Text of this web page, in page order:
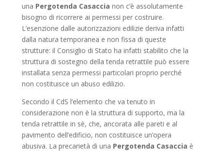
una Pergotenda Casaccia non c’è assolutamente
bisogno di ricorrere ai permessi per costruire.
L’esenzione dalle autorizzazioni edilizie deriva infatti
dalla natura temporanea e non fissa di queste
strutture: il Consiglio di Stato ha infatti stabilito che la
struttura di sostegno della tenda retrattile può essere
installata senza permessi particolari proprio perché
non costituisce un abuso edilizio.
Secondo il CdS l’elemento che va tenuto in
considerazione non è la struttura di supporto, ma la
tenda retrattile in sè, che, ancorata alle pareti e al
pavimento dell’edificio, non costituisce un’opera
abusiva. La precarietà di una Pergotenda Casaccia è